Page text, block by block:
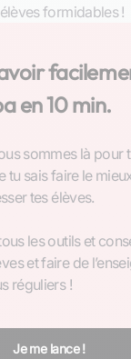
formidables !
en 10 min.
sommes là pour
tu sais faire le
tes élèves.
les outils et
et faire de
réguliers !
Je me lance !